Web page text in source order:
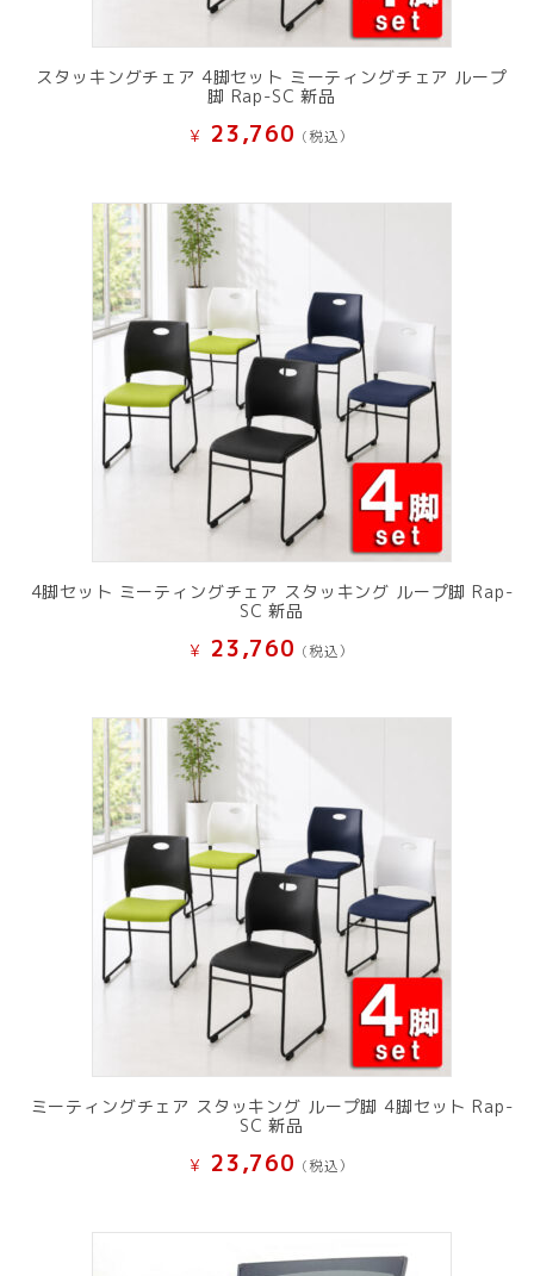
スタッキングチェア 4脚セット ミーティングチェア ループ
脚 Rap-SC 新品
¥ 23,760 (税込）
4脚セット ミーティングチェア スタッキング ループ脚 Rap-
SC 新品
¥ 23,760 (税込）
ミーティングチェア スタッキング ループ脚 4脚セット Rap-
SC 新品
¥ 23,760 (税込）